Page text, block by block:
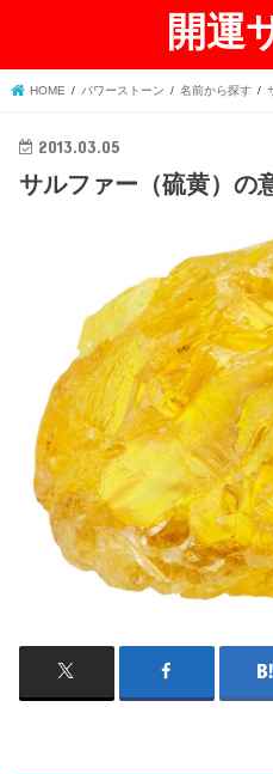
開運
HOME パワーストーン 名前から探す
2013.03.05
サルファー（硫黄）の